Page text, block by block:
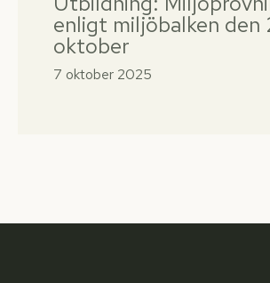
enligt miljöbalken den
oktober
7 oktober 2025